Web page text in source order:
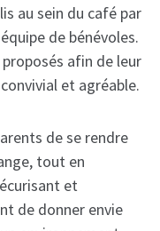
au sein du café par
de bénévoles.
afin de leur
et agréable.
de se rendre
tout en
et
de donner envie